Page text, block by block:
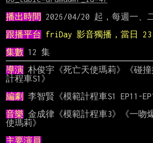
播出時間
2026/04/20 起，每週一、
跟播平台
friDay 影音獨播，當日
集數 12 集
導演 朴俊宇《死亡天使瑪莉》《碰
計程車S1》
編劇
李智賢《模範計程車S1 EP11-
音樂 金成律《模範計程車3》《一吻
使瑪莉》
主要演員